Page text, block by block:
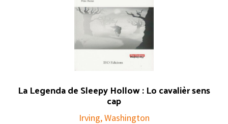
La Legenda de Sleepy Hollow : Lo cavalièr sens
cap
Irving, Washington